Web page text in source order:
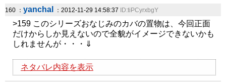
160 ： yanchal ：2012-11-29 14:58:37 ID:tiPCyrxbgY
>159 このシリーズおなじみのカバの置物は、今回正面
だけからしか見えないので全貌がイメージできないかも
しれませんが・・・⇓
ネタバレ内容を表示